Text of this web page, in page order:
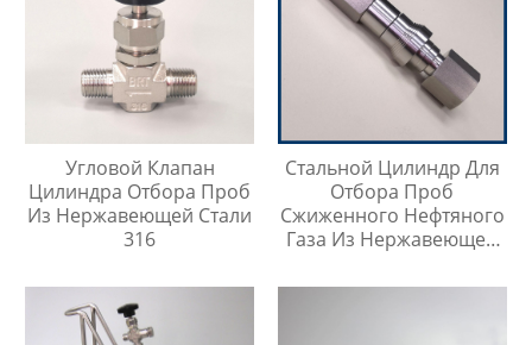
Угловой Клапан
Цилиндра Отбора Проб
Из Нержавеющей Стали
316
Стальной Цилиндр Для
Отбора Проб
Сжиженного Нефтяного
Газа Из Нержавеющей
Быстрого Соединителя